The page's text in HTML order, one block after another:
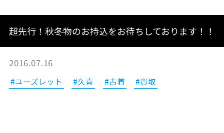
超先行！秋冬物のお持込をお待ちしております！！
2016.07.16
#ユーズレット #久喜 #古着 #買取